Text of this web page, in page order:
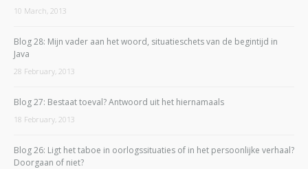
10 March, 2013
Blog 28: Mijn vader aan het woord, situatieschets van de begintijd in
Java
28 February, 2013
Blog 27: Bestaat toeval? Antwoord uit het hiernamaals
18 February, 2013
Blog 26: Ligt het taboe in oorlogssituaties of in het persoonlijke verhaal?
Doorgaan of niet?